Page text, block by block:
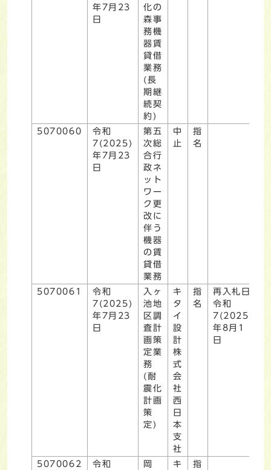
年7月23
日
化の
森事
務機
器賃
貸借
業務
(長
期継
続契
約)
5070060
令和
7(2025)
年7月23
日
第五
次総
合行
政ネ
ット
ワー
ク更
改に
伴う
機器
の賃
貸借
業務
中
止
指
名
5070061
令和
7(2025)
年7月23
日
入ヶ
池地
区調
査計
画策
定業
務
(耐
震化
計画
策
定)
キ
タ
イ
設
計
株
式
会
社
西
日
本
支
社
指
名
再入札日
令和
7(2025)
年8月1
日
5070062 令和 岡 キ 指